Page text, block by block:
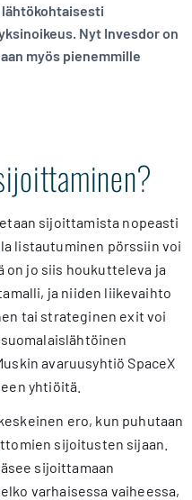
Nyt Invesdor on
myös pienemmille
sijoittamista nopeasti
listautuminen pörssiin voi
on jo siis houkutteleva ja
ja niiden liikevaihto
tai strateginen exit voi
avaruusyhtiö SpaceX
yhtiöitä.
ero, kun puhutaan
sijoitusten sijaan.
sijoittamaan
varhaisessa vaiheessa,